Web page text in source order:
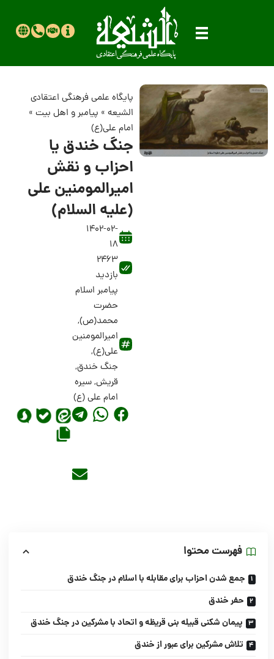
پایگاه علمی فرهنگی اعتقادی
الشیعه» پیامبر و اهل بیت»
امام علی(ع)
جنگ خندق یا
احزاب و نقش
امیرالمومنین علی
(علیه السلام)
1402-02-
18
2463
بازدید
پیامبر اسلام
حضرت
محمد(ص),
امیرالمومنین
علی(ع),
جنگ خندق,
قریش,سیره
امام علی (ع)
فهرست محتوا
جمع شدن احزاب برای مقابله با اسلام در جنگ خندق
حفر خندق
پیمان شکنی قبیله بنی قریظه و اتحاد با مشرکین در جنگ خندق
تلاش مشرکین برای عبور از خندق